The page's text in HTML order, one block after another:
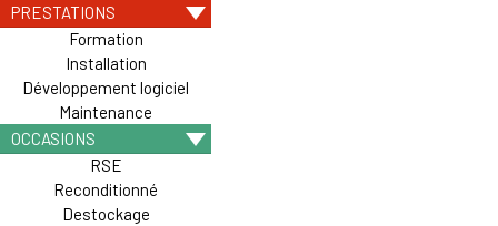
PRESTATIONS
Formation
Installation
Développement logiciel
Maintenance
OCCASIONS
RSE
Reconditionné
Destockage